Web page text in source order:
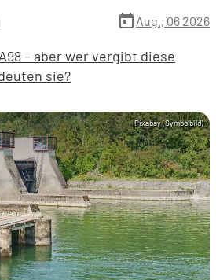
today Aug., 06 2026
– aber wer vergibt diese
sie?
Pixabay (Symbolbild)